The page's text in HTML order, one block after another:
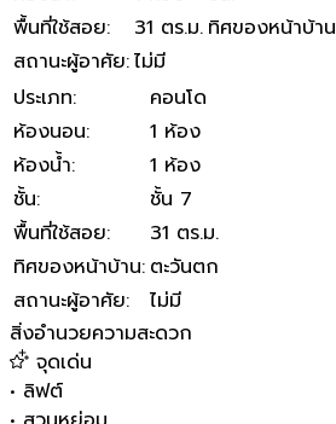
พื้นที่ใช้สอย: 31 ตร.ม. ทิศของหน้าบ้าน
สถานะผู้อาศัย:ไม่มี
ประเภท:
คอนโด
ห้องนอน:
1 ห้อง
ห้องน้ำ:
1 ห้อง
ชั้น:
ชั้น 7
พื้นที่ใช้สอย:
31 ตร.ม.
ทิศของหน้าบ้าน: ตะวันตก
สถานะผู้อาศัย:
ไม่มี
สิ่งอำนวยความสะดวก
จุดเด่น
• ลิฟต์